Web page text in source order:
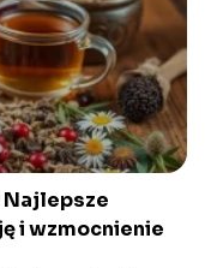
Najlepsze
i wzmocnienie